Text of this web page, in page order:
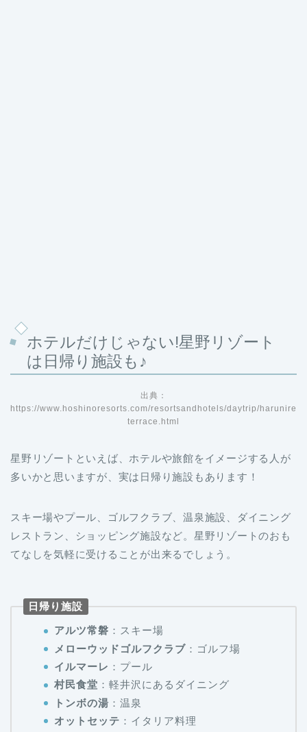
ホテルだけじゃない!星野リゾート
は日帰り施設も♪
出典：
https://www.hoshinoresorts.com/resortsandhotels/daytrip/harunire
terrace.html
星野リゾートといえば、ホテルや旅館をイメージする人が
多いかと思いますが、実は日帰り施設もあります！
スキー場やプール、ゴルフクラブ、温泉施設、ダイニング
レストラン、ショッピング施設など。星野リゾートのおも
てなしを気軽に受けることが出来るでしょう。
日帰り施設
アルツ常磐 ：スキー場
メローウッドゴルフクラブ：ゴルフ場
イルマーレ ：プール
村民食堂 ：軽井沢にあるダイニング
トンボの湯 ：温泉
オットセッテ ：イタリア料理